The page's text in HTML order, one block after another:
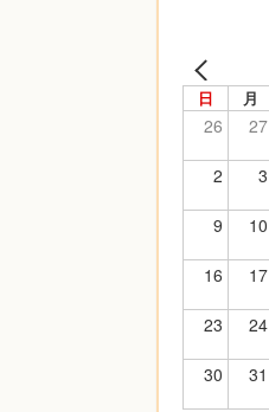
日 月
26 27
2 3
9 10
16 17
23 24
30 31